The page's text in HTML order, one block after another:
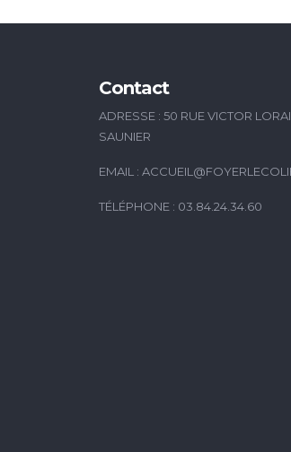
Contact
ADRESSE : 50 RUE VICTOR
SAUNIER
EMAIL :
TÉLÉPHONE : 03.84.24.34.60